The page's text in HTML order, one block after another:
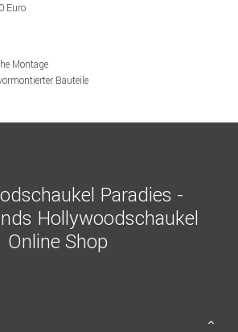
Euro
Montage
Bauteile
Paradies -
Hollywoodschaukel
Online Shop